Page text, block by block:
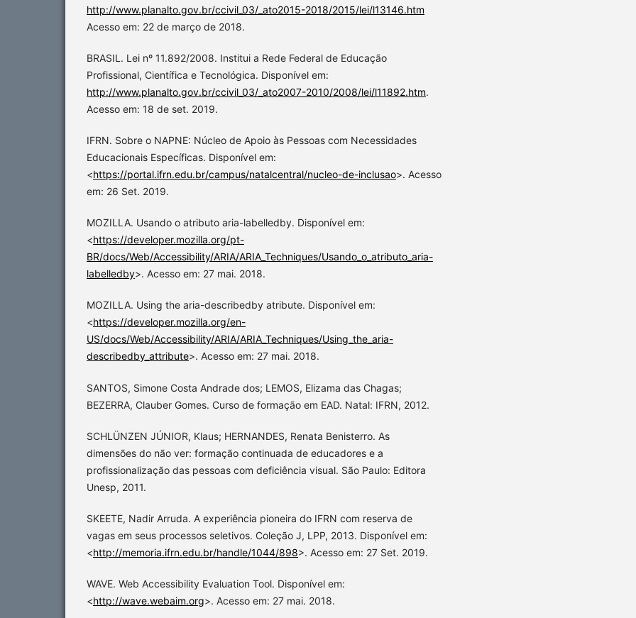
http://www.planalto.gov.br/ccivil_03/_ato2015-2018/2015/lei/l13146.htm
Acesso em: 22 de março de 2018.
BRASIL. Lei nº 11.892/2008. Institui a Rede Federal de Educação
Profissional, Científica e Tecnológica. Disponível em:
http://www.planalto.gov.br/ccivil_03/_ato2007-2010/2008/lei/l11892.htm.
Acesso em: 18 de set. 2019.
IFRN. Sobre o NAPNE: Núcleo de Apoio às Pessoas com Necessidades
Educacionais Específicas. Disponível em:
<https://portal.ifrn.edu.br/campus/natalcentral/nucleo-de-inclusao>. Acesso
em: 26 Set. 2019.
MOZILLA. Usando o atributo aria-labelledby. Disponível em:
<https://developer.mozilla.org/pt-
BR/docs/Web/Accessibility/ARIA/ARIA_Techniques/Usando_o_atributo_aria-
labelledby>. Acesso em: 27 mai. 2018.
MOZILLA. Using the aria-describedby atribute. Disponível em:
<https://developer.mozilla.org/en-
US/docs/Web/Accessibility/ARIA/ARIA_Techniques/Using_the_aria-
describedby_attribute>. Acesso em: 27 mai. 2018.
SANTOS, Simone Costa Andrade dos; LEMOS, Elizama das Chagas;
BEZERRA, Clauber Gomes. Curso de formação em EAD. Natal: IFRN, 2012.
SCHLÜNZEN JÚNIOR, Klaus; HERNANDES, Renata Benisterro. As
dimensões do não ver: formação continuada de educadores e a
profissionalização das pessoas com deficiência visual. São Paulo: Editora
Unesp, 2011.
SKEETE, Nadir Arruda. A experiência pioneira do IFRN com reserva de
vagas em seus processos seletivos. Coleção J, LPP, 2013. Disponível em:
<http://memoria.ifrn.edu.br/handle/1044/898>. Acesso em: 27 Set. 2019.
WAVE. Web Accessibility Evaluation Tool. Disponível em:
<http://wave.webaim.org>. Acesso em: 27 mai. 2018.